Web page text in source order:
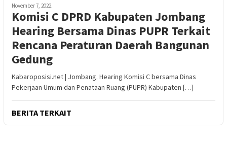
November 7, 2022
Komisi C DPRD Kabupaten Jombang
Hearing Bersama Dinas PUPR Terkait
Rencana Peraturan Daerah Bangunan
Gedung
Kabaroposisi.net | Jombang. Hearing Komisi C bersama Dinas
Pekerjaan Umum dan Penataan Ruang (PUPR) Kabupaten […]
BERITA TERKAIT